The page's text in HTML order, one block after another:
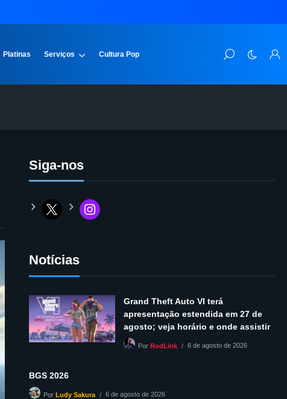
Platinas Serviços Cultura Pop
Siga-nos
Notícias
Grand Theft Auto VI terá
apresentação estendida em 27 de
agosto; veja horário e onde assistir
PorRodLink 6 de agosto de 2026
BGS 2026
PorLudy Sakura 6 de agosto de 2026